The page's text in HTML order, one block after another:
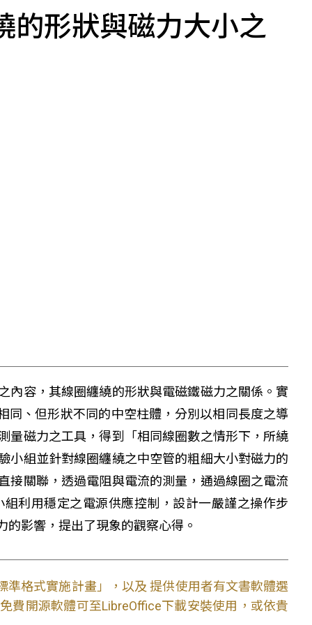
的形狀與磁力大小之
內容，其線圈纏繞的形狀與電磁鐵磁力之關係。實
同、但形狀不同的中空柱體，分別以相同長度之導
量磁力之工具，得到「相同線圈數之情形下，所繞
小組並針對線圈纏繞之中空管的粗細大小對磁力的
接關聯，透過電阻與電流的測量，通過線圈之電流
利用穩定之電源供應控制，設計一嚴謹之操作步
影響，提出了現象的觀察心得。
準格式實施計畫」，以及 提供使用者有文書軟體選
費開源軟體可至LibreOffice下載安裝使用，或依貴